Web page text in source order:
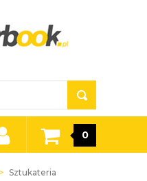
0
Sztukateria